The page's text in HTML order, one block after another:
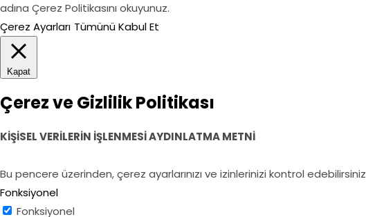
adına Çerez Politikasını okuyunuz.
Çerez Ayarları Tümünü Kabul Et
Kapat
Çerez ve Gizlilik Politikası
KİŞİSEL VERİLERİN İŞLENMESİ AYDINLATMA METNİ
Bu pencere üzerinden, çerez ayarlarınızı ve izinlerinizi kontrol edebilirsiniz
Fonksiyonel
Fonksiyonel